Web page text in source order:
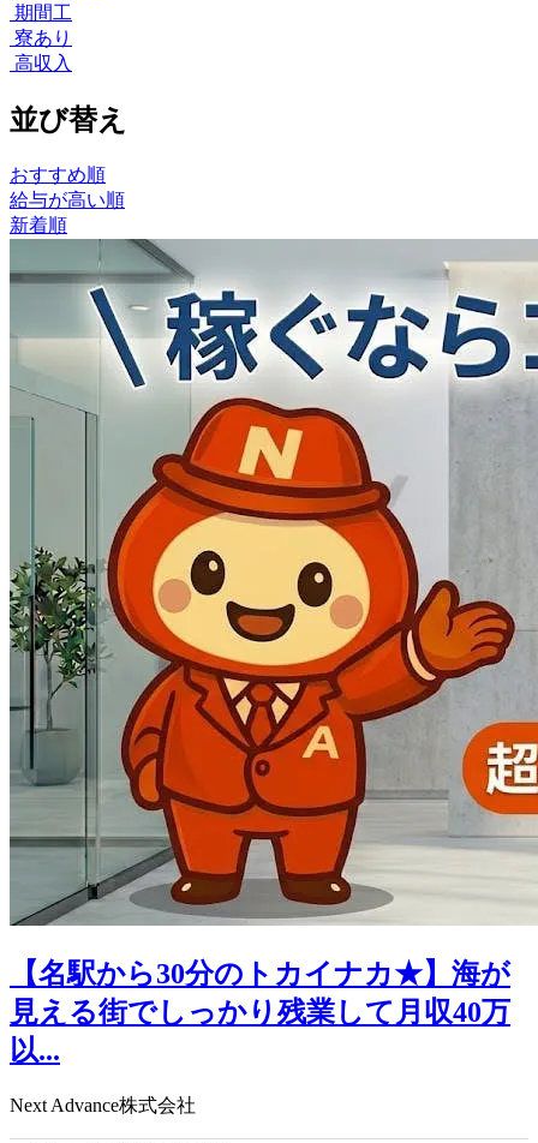
期間工
寮あり
高収入
並び替え
おすすめ順
給与が高い順
新着順
【名駅から30分のトカイナカ★】海が
見える街でしっかり残業して月収40万
以...
Next Advance株式会社